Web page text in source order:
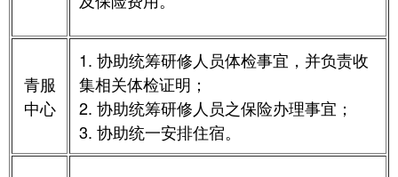
青服
中心
1. 协助统筹研修人员体检事宜，并负责收
集相关体检证明 ；
2. 协助统筹研修人员之保险办理事宜 ；
3. 协助统一安排住宿。